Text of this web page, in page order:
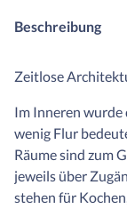
Beschreibung
Zeitlose
Im Inneren wurde
wenig Flur
Räume sind zum
jeweils über
stehen für